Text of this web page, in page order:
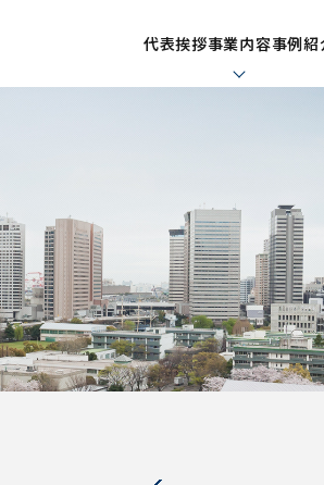
代表挨拶事業内容事例紹